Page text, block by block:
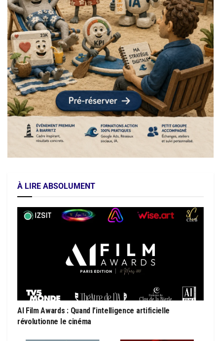
À LIRE ABSOLUMENT
AI Film Awards : Quand l’intelligence artificielle
révolutionne le cinéma